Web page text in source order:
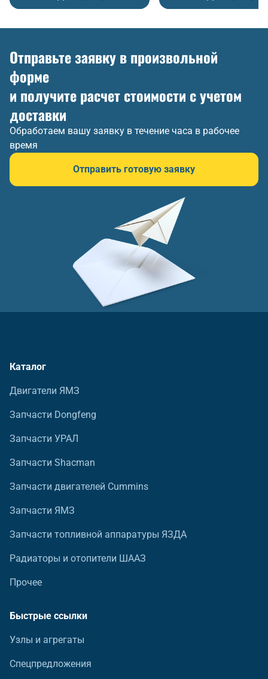
Отправьте заявку в произвольной
форме
и получите расчет стоимости с учетом
доставки
Обработаем вашу заявку в течение часа в рабочее
время
Отправить готовую заявку
Каталог
Двигатели ЯМЗ
Запчасти Dongfeng
Запчасти УРАЛ
Запчасти Shacman
Запчасти двигателей Cummins
Запчасти ЯМЗ
Запчасти топливной аппаратуры ЯЗДА
Радиаторы и отопители ШААЗ
Прочее
Быстрые ссылки
Узлы и агрегаты
Спецпредложения